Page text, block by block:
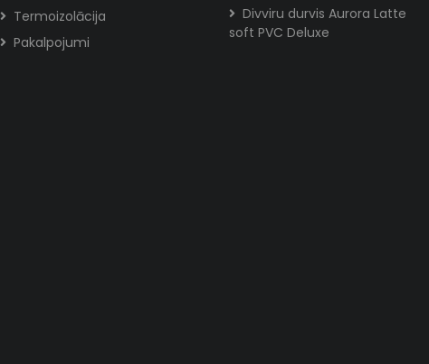
Termoizolācija
Pakalpojumi
Divviru durvis Aurora Latte
soft PVC Deluxe